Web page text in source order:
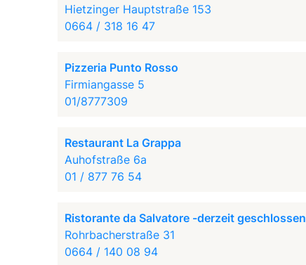
Hietzinger Hauptstraße 153
0664 / 318 16 47
Pizzeria Punto Rosso
Firmiangasse 5
01/8777309
Restaurant La Grappa
Auhofstraße 6a
01 / 877 76 54
Ristorante da Salvatore -derzeit geschlossen
Rohrbacherstraße 31
0664 / 140 08 94